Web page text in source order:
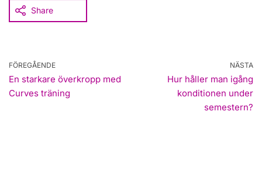
Share
FÖREGÅENDE
En starkare överkropp med
Curves träning
NÄSTA
Hur håller man igång
konditionen under
semestern?